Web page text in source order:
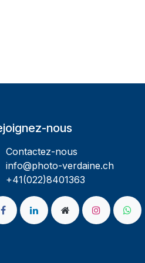
nous
Contactez-nous
info@photo-verdaine.ch​
​​+41(022)8401363